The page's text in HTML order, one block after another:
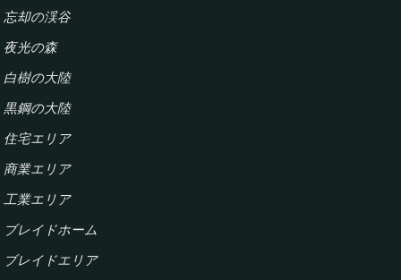
忘却の渓谷
夜光の森
白樹の大陸
黒鋼の大陸
住宅エリア
商業エリア
工業エリア
ブレイドホーム
ブレイドエリア